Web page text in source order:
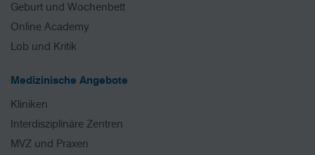
Geburt und Wochenbett
Online Academy
Lob und Kritik
Medizinische Angebote
Kliniken
Interdisziplinäre Zentren
MVZ und Praxen